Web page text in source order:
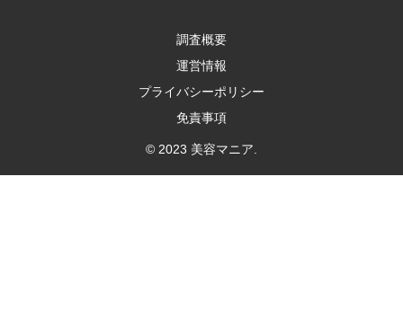
調査概要
運営情報
プライバシーポリシー
免責事項
© 2023 美容マニア.